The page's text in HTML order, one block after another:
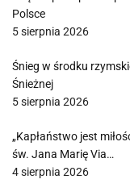
Polsce
5 sierpnia 2026
Śnieg w środku
Śnieżnej
5 sierpnia 2026
„Kapłaństwo jest
św. Jana Marię Via…
4 sierpnia 2026